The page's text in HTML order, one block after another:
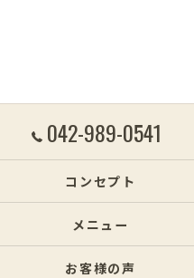
042-989-0541
コンセプト
メニュー
お客様の声